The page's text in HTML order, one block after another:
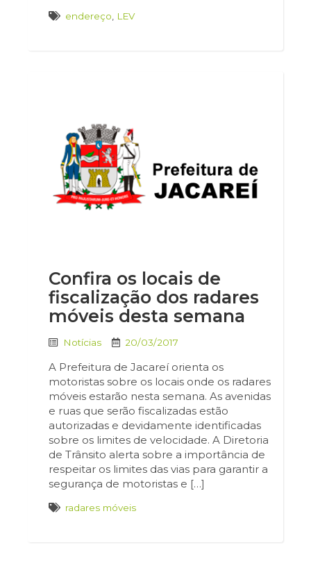
endereço LEV
Confira os locais de
fiscalização dos radares
móveis desta semana
Notícias 20/03/2017
A Prefeitura de Jacareí orienta os
motoristas sobre os locais onde os radares
móveis estarão nesta semana. As avenidas
e ruas que serão fiscalizadas estão
autorizadas e devidamente identificadas
sobre os limites de velocidade. A Diretoria
de Trânsito alerta sobre a importância de
respeitar os limites das vias para garantir a
segurança de motoristas e […]
radares móveis